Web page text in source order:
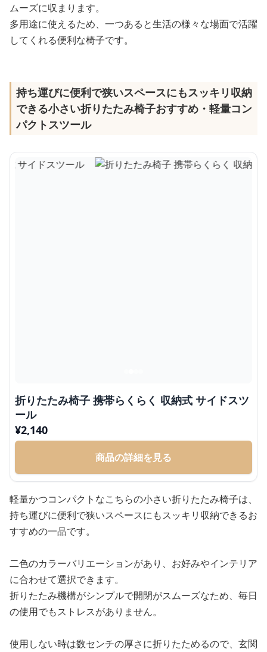
ムーズに収まります。
多用途に使えるため、一つあると生活の様々な場面で活躍
してくれる便利な椅子です。
持ち運びに便利で狭いスペースにもスッキリ収納
できる小さい折りたたみ椅子おすすめ・軽量コン
パクトスツール
折りたたみ椅子 携帯らくらく 収納式 サイドスツ
ール
¥2,140
商品の詳細を見る
軽量かつコンパクトなこちらの小さい折りたたみ椅子は、
持ち運びに便利で狭いスペースにもスッキリ収納できるお
すすめの一品です。
二色のカラーバリエーションがあり、お好みやインテリア
に合わせて選択できます。
折りたたみ機構がシンプルで開閉がスムーズなため、毎日
の使用でもストレスがありません。
使用しない時は数センチの厚さに折りたためるので、玄関